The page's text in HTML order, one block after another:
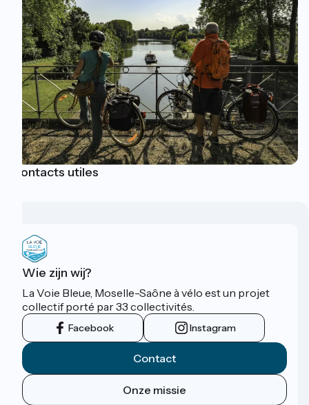
Contacts utiles
Wie zijn wij?
La Voie Bleue, Moselle-Saône à vélo est un projet
collectif porté par 33 collectivités.
Facebook Instagram
Contact
Onze missie